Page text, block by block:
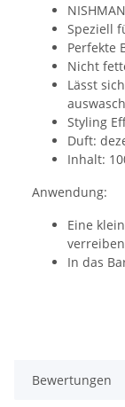
Speziell
Perfekte
Nicht
Lässt
Styling
Duft:
Inhalt:
Anwendung:
Eine
verreiben
In das
Bewertungen